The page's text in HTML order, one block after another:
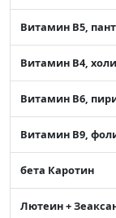
Витамин В5,
Витамин В4,
Витамин В6,
Витамин В9,
бета Каротин
Лютеин +